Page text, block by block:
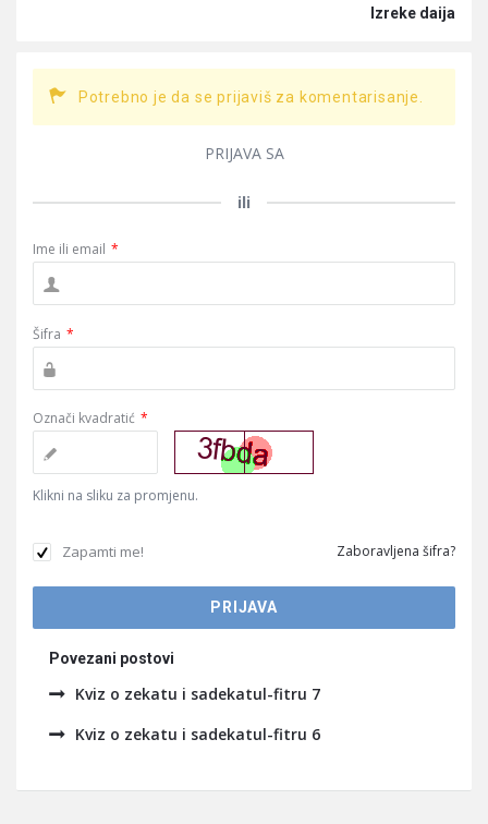
Izreke daija
Potrebno je da se prijaviš za komentarisanje.
PRIJAVA SA
ili
Ime ili email *
Šifra *
Označi kvadratić *
Klikni na sliku za promjenu.
Zapamti me! Zaboravljena šifra?
Povezani postovi
Kviz o zekatu i sadekatul-fitru 7
Kviz o zekatu i sadekatul-fitru 6